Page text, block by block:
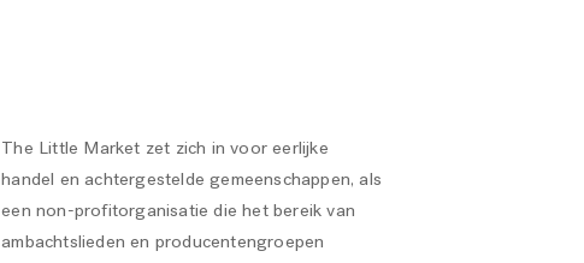
The Little Market zet zich in voor eerlijke
handel en achtergestelde gemeenschappen, als
een non-profitorganisatie die het bereik van
ambachtslieden en producentengroepen